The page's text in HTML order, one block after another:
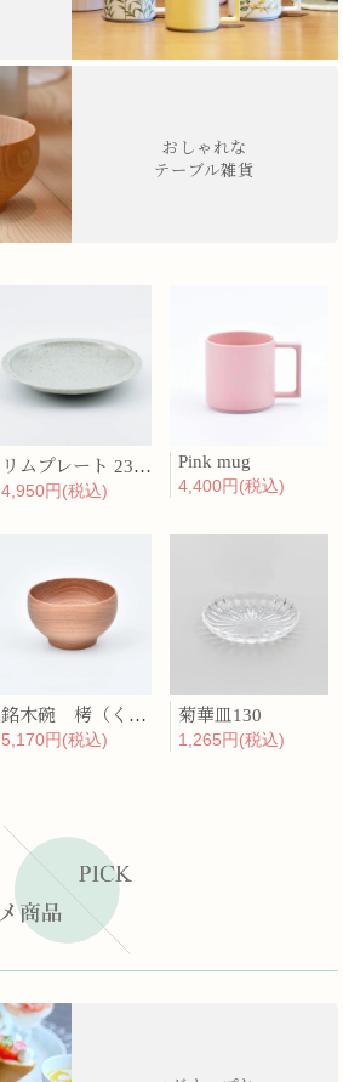
おしゃれな
テーブル雑貨
リムプレート 23cm 呉須散
4,950円(税込)
Pink mug
4,400円(税込)
銘木碗 栲（くるみ）
5,170円(税込)
菊華皿130
1,265円(税込)